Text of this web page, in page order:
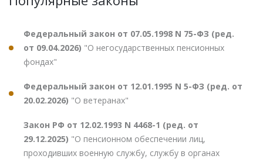
Федеральный закон от 07.05.1998 N 75-ФЗ (ред.
от 09.04.2026) "О негосударственных пенсионных
фондах"
Федеральный закон от 12.01.1995 N 5-ФЗ (ред. от
20.02.2026) "О ветеранах"
Закон РФ от 12.02.1993 N 4468-1 (ред. от
29.12.2025) "О пенсионном обеспечении лиц,
проходивших военную службу, службу в органах